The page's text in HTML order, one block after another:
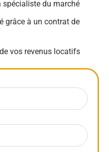
spécialiste du marché
grâce à un contrat de
vos revenus locatifs